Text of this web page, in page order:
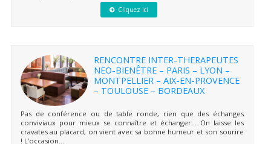
Cliquez ici
RENCONTRE INTER-THERAPEUTES
NEO-BIENÊTRE – PARIS – LYON –
MONTPELLIER – AIX-EN-PROVENCE
– TOULOUSE – BORDEAUX
Pas de conférence ou de table ronde, rien que des échanges
conviviaux pour mieux se connaître et échanger… On laisse les
cravates au placard, on vient avec sa bonne humeur et son sourire
! L’occasion...